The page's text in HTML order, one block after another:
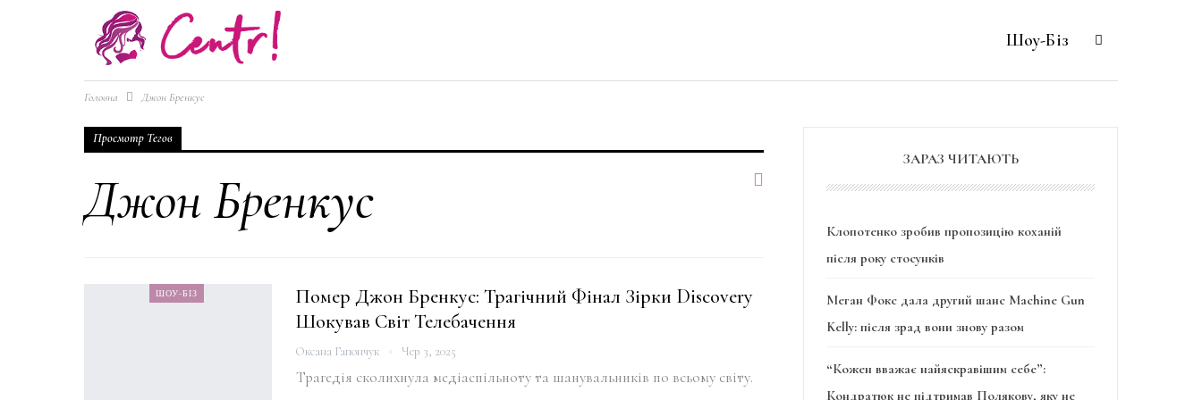
Шоу-Біз
Головна Джон Бренкус
Просмотр Тегов
Джон Бренкус
ШОУ-БІЗ
Помер Джон Бренкус: Трагічний Фінал Зірки Discovery
Шокував Світ Телебачення
Оксана Гапончук Чер 3, 2025
Трагедія сколихнула медіаспільноту та шанувальників по всьому світу.
ЗАРАЗ ЧИТАЮТЬ
Клопотенко зробив пропозицію коханій
після року стосунків
Меган Фокс дала другий шанс Machine Gun
Kelly: після зрад вони знову разом
“Кожен вважає найяскравішим себе”:
Кондратюк не підтримав Полякову, яку не